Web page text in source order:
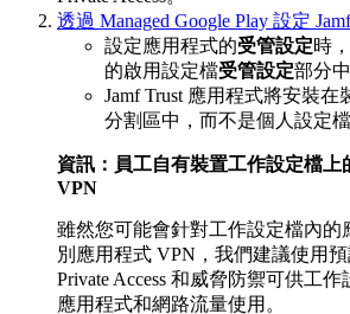
透過 Managed Google Play 設定
設定應用程式的受管設定時
的啟用設定檔受管設定部分
Jamf Trust 應用程式將安裝
分割區中，而不是個人設定檔
資訊：員工自有裝置工作設定檔上
VPN
雖然您可能會針對工作設定檔內的
別應用程式 VPN，我們建議使用
Private Access 和威脅防禦可供工
應用程式和網路流量使用。